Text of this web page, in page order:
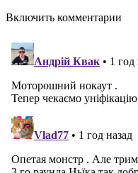
Включить комментарии